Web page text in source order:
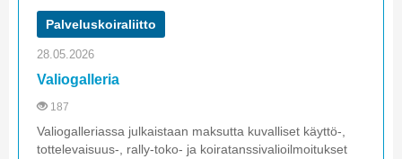
Palveluskoiraliitto
28.05.2026
Valiogalleria
187
Valiogalleriassa julkaistaan maksutta kuvalliset käyttö-,
tottelevaisuus-, rally-toko- ja koiratanssivalioilmoitukset